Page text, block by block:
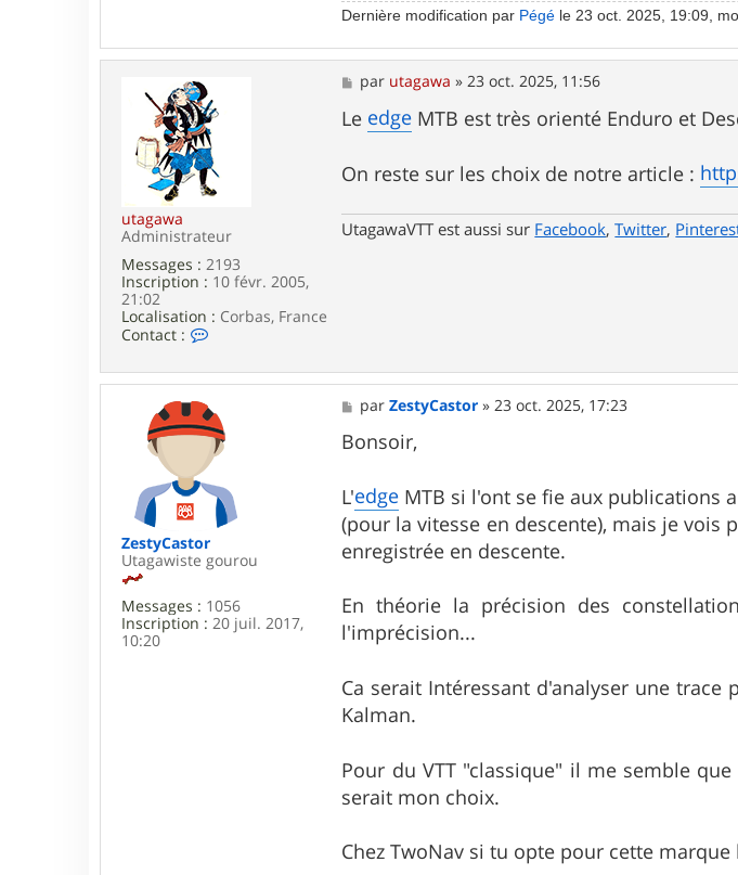
a
e
r
P
é
g
é
Dernière modification par Pégé le 23 oct. 2025, 19:09,
utagawa
Administrateur
Messages : 2193
Inscription : 10 févr. 2005,
21:02
Localisation : Corbas, France
Contact :
t
c
t
e
u
t
a
a
w
M
e
s
s
g
e
par utagawa » 23 oct. 2025, 11:56
Le edge MTB est très orienté Enduro et
On reste sur les choix de notre article :
UtagawaVTT est aussi sur Facebook,Twitter,
ZestyCastor
Utagawiste gourou
Messages : 1056
Inscription : 20 juil. 2017,
10:20
M
e
s
s
g
e
parZestyCastor » 23 oct. 2025, 17:23
Bonsoir,
L'edge MTB si l'ont se fie aux publications
(pour la vitesse en descente), mais je vois
enregistrée en descente.
En théorie la précision des
l'imprécision...
Ca serait Intéressant d'analyser une trace
Kalman.
Pour du VTT "classique" il me semble
serait mon choix.
Chez TwoNav si tu opte pour cette marque